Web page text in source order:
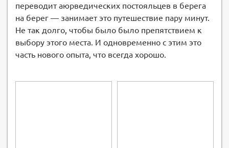
переводит аюрведических постояльцев в берега
на берег — занимает это путешествие пару минут.
Не так долго, чтобы было было препятствием к
выбору этого места. И одновременно с этим это
часть нового опыта, что всегда хорошо.